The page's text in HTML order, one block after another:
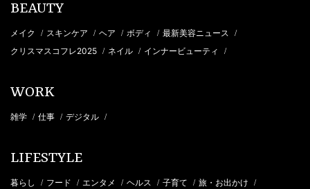
BEAUTY
メイク / スキンケア / ヘア / ボディ / 最新美容ニュース /
クリスマスコフレ2025 / ネイル / インナービューティ /
WORK
雑学 / 仕事 / デジタル /
LIFESTYLE
暮らし / フード / エンタメ / ヘルス / 子育て / 旅・お出かけ /